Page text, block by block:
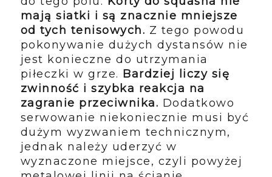
mają siatki i są znacznie mniejsze
od tych tenisowych. Z tego powodu
pokonywanie dużych dystansów nie
jest konieczne do utrzymania
piłeczki w grze. Bardziej liczy się
zwinność i szybka reakcja na
zagranie przeciwnika. Dodatkowo
serwowanie niekoniecznie musi być
dużym wyzwaniem technicznym,
jednak należy uderzyć w
wyznaczone miejsce, czyli powyżej